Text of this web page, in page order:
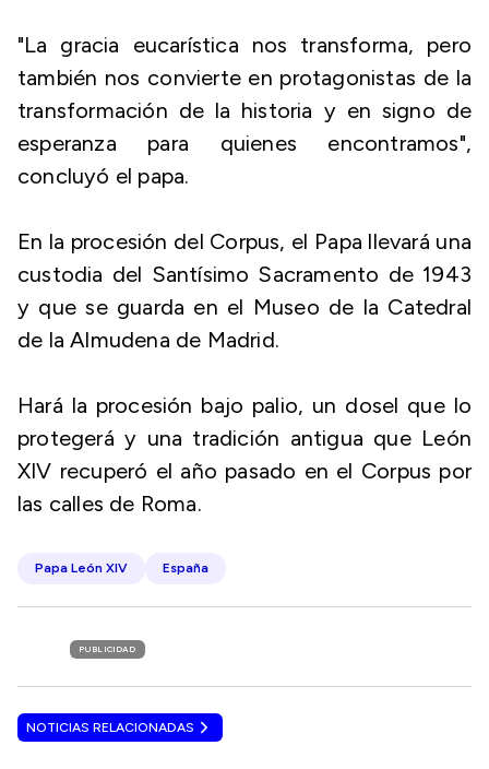
"La gracia eucarística nos transforma, pero
también nos convierte en protagonistas de la
transformación de la historia y en signo de
esperanza para quienes encontramos",
concluyó el papa.
En la procesión del Corpus, el Papa llevará una
custodia del Santísimo Sacramento de 1943
y que se guarda en el Museo de la Catedral
de la Almudena de Madrid.
Hará la procesión bajo palio, un dosel que lo
protegerá y una tradición antigua que León
XIV recuperó el año pasado en el Corpus por
las calles de Roma.
Papa León XIV España
PUBLICIDAD
NOTICIAS RELACIONADAS